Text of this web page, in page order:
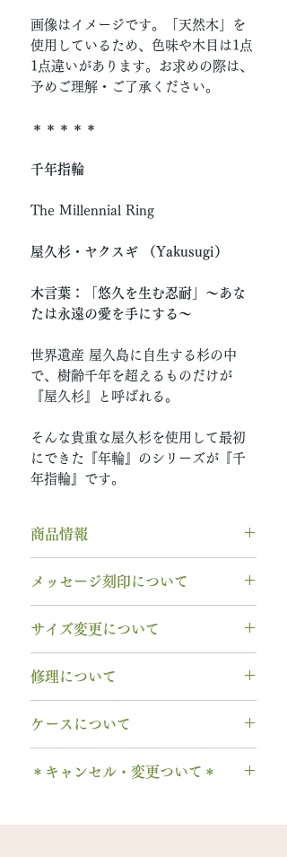
画像はイメージです。「天然木」を
使用しているため、色味や木目は1点
1点違いがあります。お求めの際は、
予めご理解・ご了承ください。
＊＊＊＊＊
千年指輪
The Millennial Ring
屋久杉・ヤクスギ （Yakusugi）
木言葉：「悠久を生む忍耐」〜あな
たは永遠の愛を手にする〜
世界遺産 屋久島に自生する杉の中
で、樹齢千年を超えるものだけが
『屋久杉』と呼ばれる。
そんな貴重な屋久杉を使用して最初
にできた『年輪』のシリーズが『千
年指輪』です。
商品情報
木種： 屋久杉 ヤクスギ
納期： 3〜4週間
※お急ぎの場合は事前にご相談く
ださい
メッセージ刻印について
フォント：ブロック体
以下の組み合わせが可能です。
A～Z 英字 大文字のみ（※小文
字は不可です）
0～9 数字
. ドット
サイズ変更について
ません 。
お届け日より3週間以内であれば、
1回に限り無料にて新品交換いたし
ます。
修理について
で、専用のクロスをプレゼントし
******
ケースについて
料の装飾ケースのいずれかを選択
有料装飾ケースには、無料の装飾
＊キャンセル・変更ついて＊
や仕様の変更はできません。